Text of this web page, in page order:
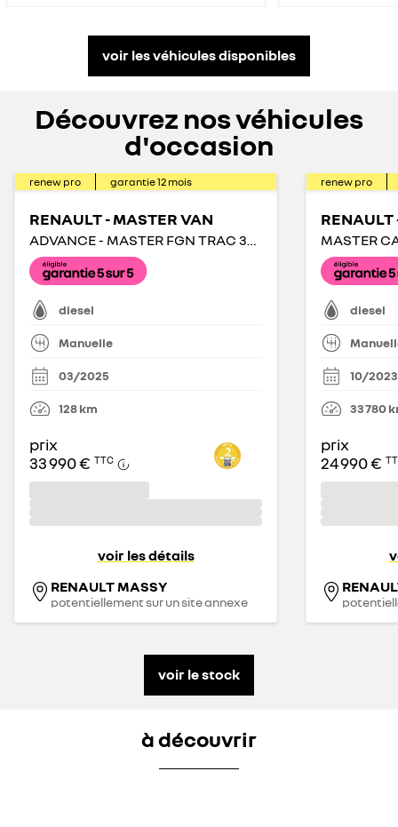
voir les véhicules disponibles
Découvrez nos véhicules
d'occasion
renew pro garantie12 mois
RENAULT - MASTER VAN
ADVANCE - MASTER FGN TRAC 3T3 L2H2 BLUE DCI 130
diesel
Manuelle
03/2025
128km
prix
33 990 € TTC
voir les détails
RENAULT MASSY
potentiellement sur un site annexe
renew pro
diesel
10/2023
33 780
prix
24 990 €
voir le stock
à découvrir